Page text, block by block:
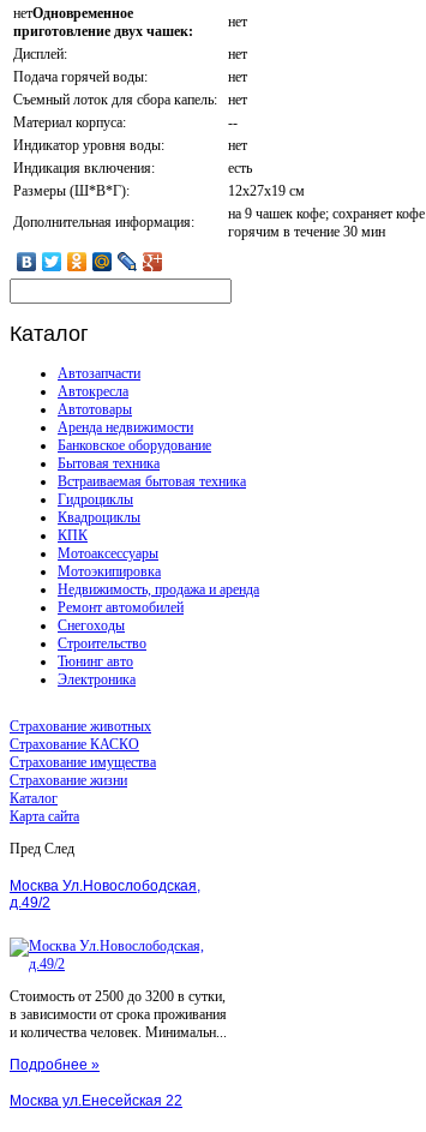
нетОдновременное
приготовление двух чашек:
нет
Дисплей:
нет
Подача горячей воды:
нет
Съемный лоток для сбора капель:
нет
Материал корпуса:
--
Индикатор уровня воды:
нет
Индикация включения:
есть
Размеры (Ш*В*Г):
12x27x19 см
Дополнительная информация:
на 9 чашек кофе; сохраняет кофе
горячим в течение 30 мин
Каталог
Автозапчасти
Автокресла
Автотовары
Аренда недвижимости
Банковское оборудование
Бытовая техника
Встраиваемая бытовая техника
Гидроциклы
Квадроциклы
КПК
Мотоаксессуары
Мотоэкипировка
Недвижимость, продажа и аренда
Ремонт автомобилей
Снегоходы
Строительство
Тюнинг авто
Электроника
Страхование животных
Страхование КАСКО
Страхование имущества
Страхование жизни
Каталог
Карта сайта
Пред След
Москва Ул.Новослободская,
д.49/2
Стоимость от 2500 до 3200 в сутки,
в зависимости от срока проживания
и количества человек. Минимальн...
Подробнее »
Москва ул.Енесейская 22